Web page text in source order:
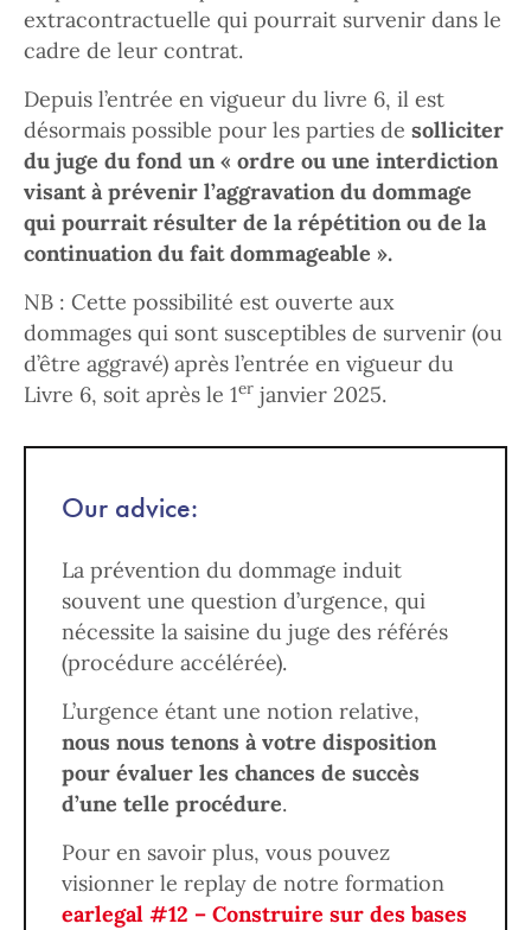
extracontractuelle qui pourrait survenir dans le
cadre de leur contrat.
Depuis l’entrée en vigueur du livre 6, il est
désormais possible pour les parties de solliciter
du juge du fond un « ordre ou une interdiction
visant à prévenir l’aggravation du dommage
qui pourrait résulter de la répétition ou de la
continuation du fait dommageable ».
NB : Cette possibilité est ouverte aux
dommages qui sont susceptibles de survenir (ou
d’être aggravé) après l’entrée en vigueur du
Livre 6, soit après le 1er janvier 2025.
Our advice:
La prévention du dommage induit
souvent une question d’urgence, qui
nécessite la saisine du juge des référés
(procédure accélérée).
L’urgence étant une notion relative,
nous nous tenons à votre disposition
pour évaluer les chances de succès
d’une telle procédure.
Pour en savoir plus, vous pouvez
visionner le replay de notre formation
earlegal #12 – Construire sur des bases